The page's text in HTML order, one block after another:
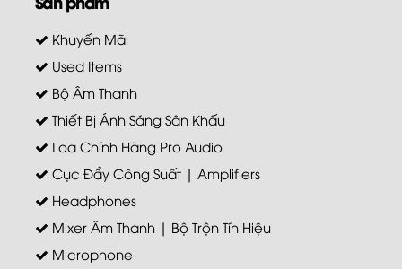
Khuyến Mãi
Used Items
Bộ Âm Thanh
Thiết Bị Ánh Sáng Sân Khấu
Loa Chính Hãng Pro Audio
Cục Đẩy Công Suất | Amplifiers
Headphones
Mixer Âm Thanh | Bộ Trộn Tín Hiệu
Microphone